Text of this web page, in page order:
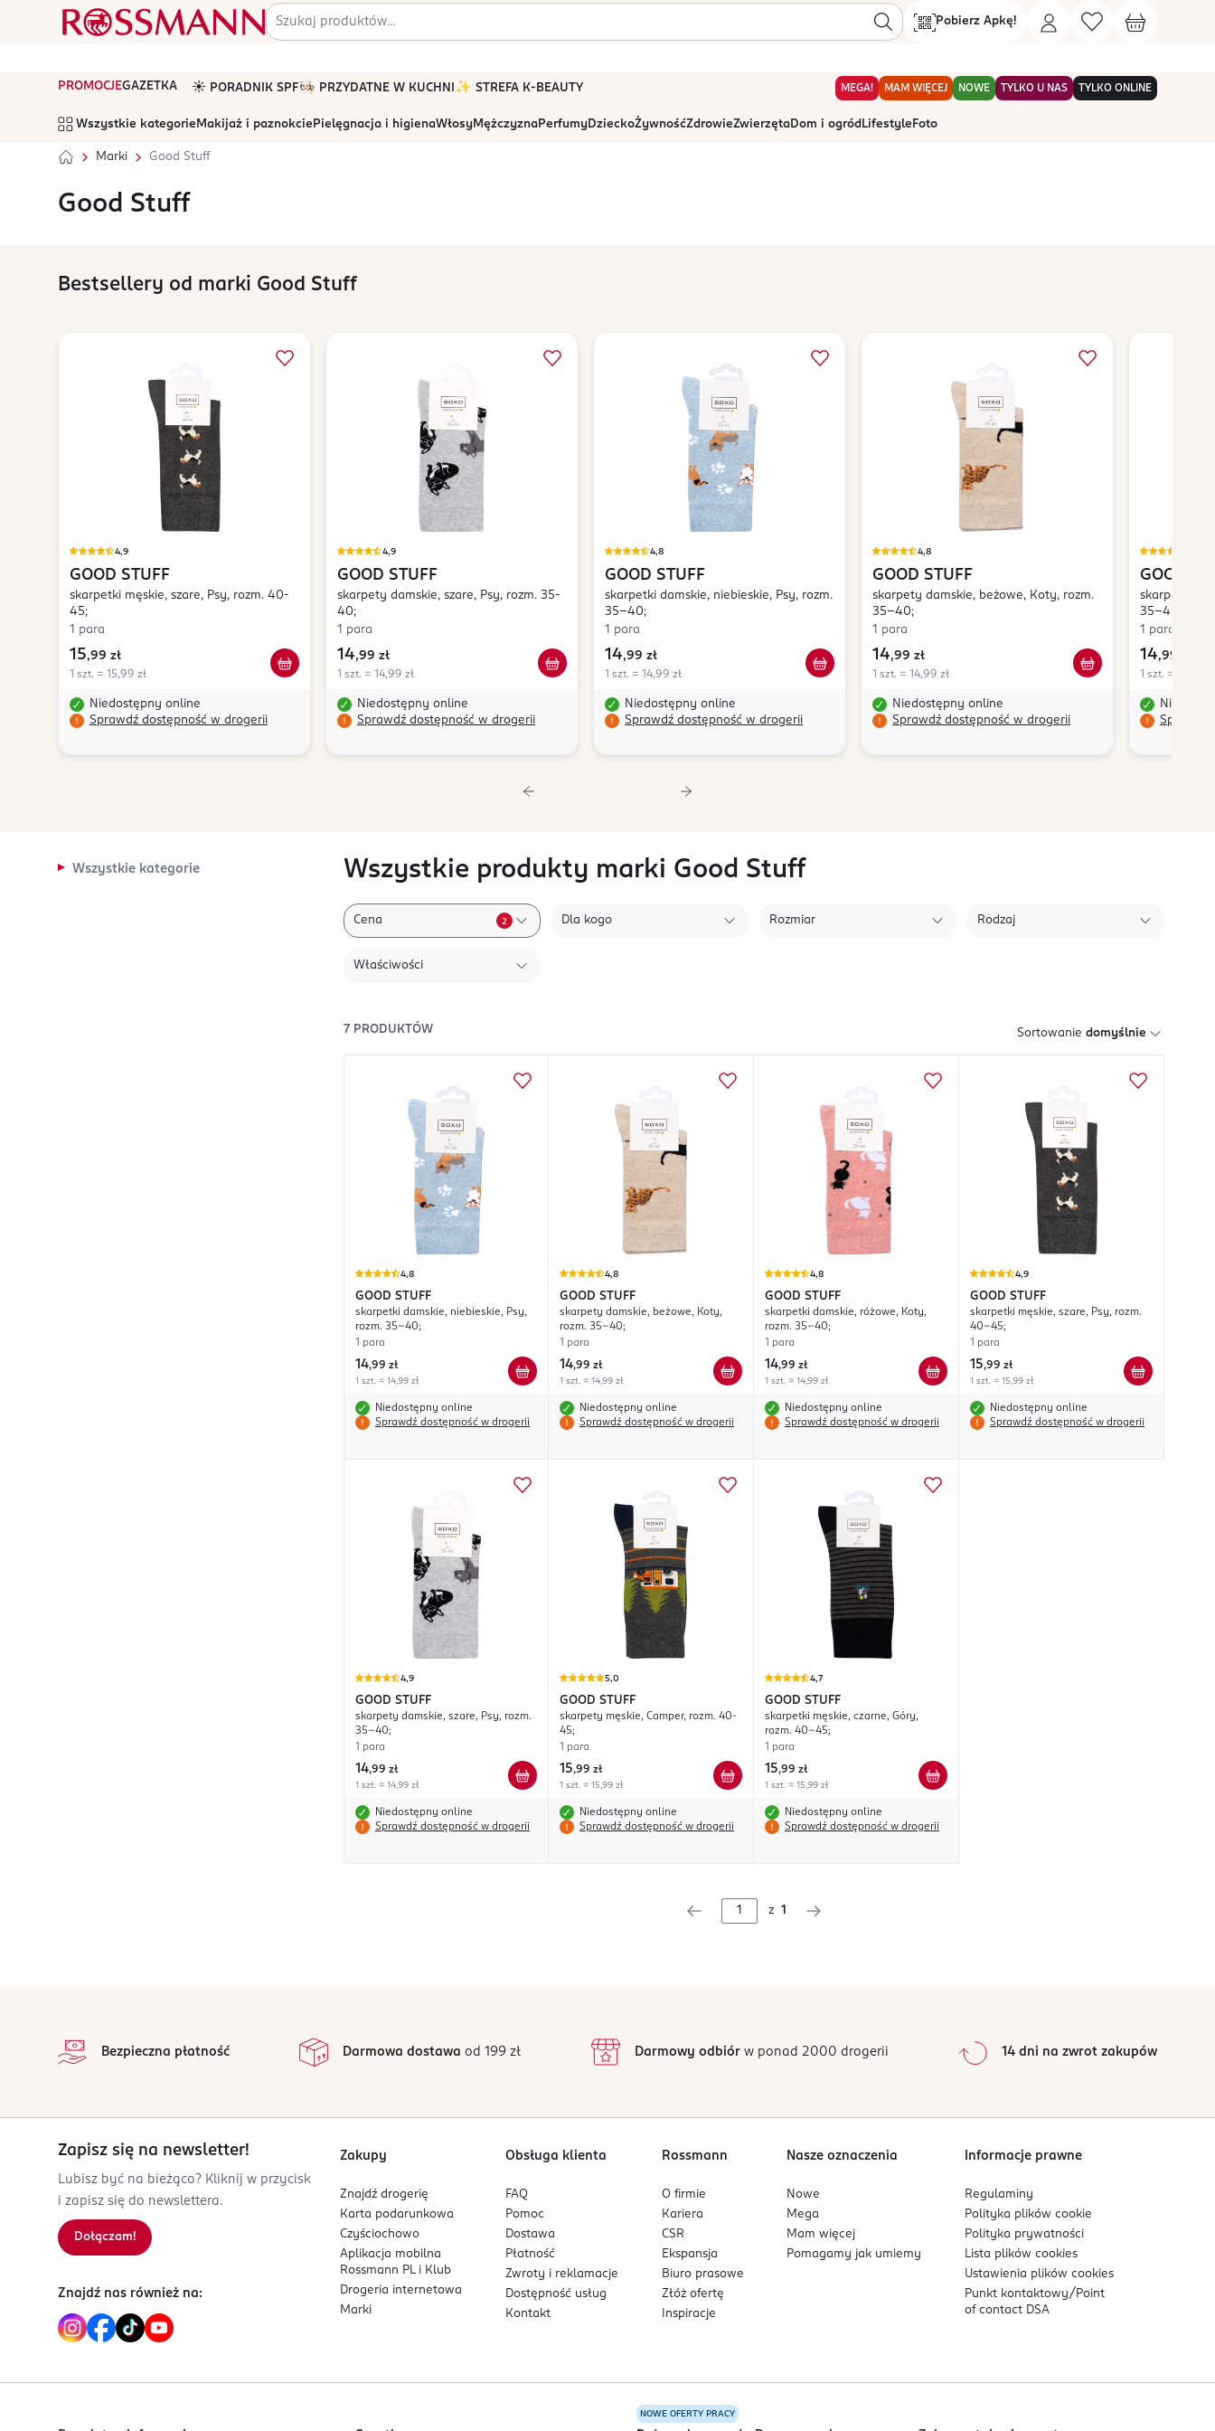
Pobierz Apkę!
PROMOCJEGAZETKA ☀️ PORADNIK SPF🧑🏻‍🍳 PRZYDATNE W KUCHNI ✨ STREFA K-BEAUTY MEGA! MAM WIĘCEJ NOWE TYLKO U NAS TYLKO ONLINE
Wszystkie kategorie Makijaż i paznokcie Pielęgnacja i higienaWłosyMężczyznaPerfumyDzieckoŻywnośćZdrowieZwierzętaDom i ogród Lifestyle Foto
Marki Good Stuff
Good Stuff
Bestsellery od marki Good Stuff
4,9
GOOD STUFF
skarpetki męskie, szare, Psy, rozm. 40-
45;
1 para
15,99 zł
1 szt. = 15,99 zł
Niedostępny online
Sprawdź dostępność w drogerii
4,9
GOOD STUFF
skarpety damskie, szare, Psy, rozm. 35-
40;
1 para
14,99 zł
1 szt. = 14,99 zł
Niedostępny online
Sprawdź dostępność w drogerii
4,8
GOOD STUFF
skarpetki damskie, niebieskie, Psy, rozm.
35-40;
1 para
14,99 zł
1 szt. = 14,99 zł
Niedostępny online
Sprawdź dostępność w drogerii
4,8
GOOD STUFF
skarpety damskie, beżowe, Koty, rozm.
35-40;
1 para
14,99 zł
1 szt. = 14,99 zł
Niedostępny online
Sprawdź dostępność w drogerii
GOOD
skarpetki
35-40;
1 para
14,99 zł
1 szt. = 14,99
Sprawdź
Wszystkie kategorie Wszystkie produkty marki Good Stuff
Cena 2 Dla kogo Rozmiar Rodzaj
Właściwości
7 PRODUKTÓW Sortowanie domyślnie
4,8
GOOD STUFF
skarpetki damskie, niebieskie, Psy,
rozm. 35-40;
1 para
14,99 zł
1 szt. = 14,99 zł
Niedostępny online
Sprawdź dostępność w drogerii
4,8
GOOD STUFF
skarpety damskie, beżowe, Koty,
rozm. 35-40;
1 para
14,99 zł
1 szt. = 14,99 zł
Niedostępny online
Sprawdź dostępność w drogerii
4,8
GOOD STUFF
skarpetki damskie, różowe, Koty,
rozm. 35-40;
1 para
14,99 zł
1 szt. = 14,99 zł
Niedostępny online
Sprawdź dostępność w drogerii
4,9
GOOD STUFF
skarpetki męskie, szare, Psy, rozm.
40-45;
1 para
15,99 zł
1 szt. = 15,99 zł
Niedostępny online
Sprawdź dostępność w drogerii
4,9
GOOD STUFF
skarpety damskie, szare, Psy, rozm.
35-40;
1 para
14,99 zł
1 szt. = 14,99 zł
Niedostępny online
Sprawdź dostępność w drogerii
5,0
GOOD STUFF
skarpety męskie, Camper, rozm. 40-
45;
1 para
15,99 zł
1 szt. = 15,99 zł
Niedostępny online
Sprawdź dostępność w drogerii
4,7
GOOD STUFF
skarpetki męskie, czarne, Góry,
rozm. 40-45;
1 para
15,99 zł
1 szt. = 15,99 zł
Niedostępny online
Sprawdź dostępność w drogerii
z 1
Bezpieczna płatność Darmowa dostawa od 199 zł Darmowy odbiórw ponad 2000 drogerii 14 dni na zwrot zakupów
Zapisz się na newsletter!
Lubisz być na bieżąco? Kliknij w przycisk
i zapisz się do newslettera.
Dołączam!
Znajdź nas również na:
Zakupy
Znajdź drogerię
Karta podarunkowa
Czyściochowo
Aplikacja mobilna
Rossmann PL i Klub
Drogeria internetowa
Marki
Obsługa klienta
FAQ
Pomoc
Dostawa
Płatność
Zwroty i reklamacje
Dostępność usług
Kontakt
Rossmann
O firmie
Kariera
CSR
Ekspansja
Biuro prasowe
Złóż ofertę
Inspiracje
Nasze oznaczenia
Nowe
Mega
Mam więcej
Pomagamy jak umiemy
Informacje prawne
Regulaminy
Polityka plikówcookie
Polityka prywatności
Lista plikówcookies
Ustawienia plikówcookies
Punkt kontaktowy/ Point
of contact DSA
NOWE OFERTY PRACY